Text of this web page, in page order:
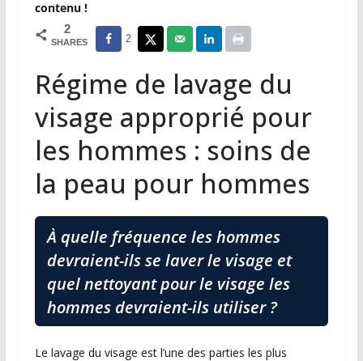
contenu !
2
SHARES 2
Régime de lavage du
visage approprié pour
les hommes : soins de
la peau pour hommes
À quelle fréquence les hommes
devraient-ils se laver le visage et
quel nettoyant pour le visage les
hommes devraient-ils utiliser ?
Le lavage du visage est l’une des parties les plus